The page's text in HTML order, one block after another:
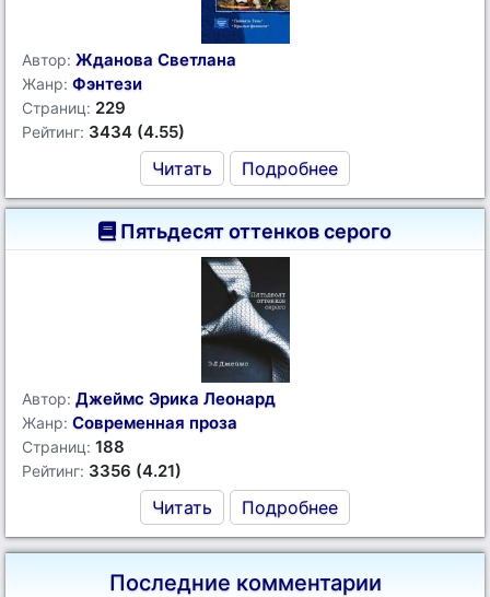
Автор: Жданова Светлана
Жанр: Фэнтези
Страниц: 229
Рейтинг: 3434 (4.55)
Читать Подробнее
Пятьдесят оттенков серого
Автор: Джеймс Эрика Леонард
Жанр: Современная проза
Страниц: 188
Рейтинг: 3356 (4.21)
Читать Подробнее
Последние комментарии